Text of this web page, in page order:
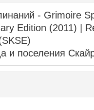
- Grimoire
Edition (2011) |
и поселения